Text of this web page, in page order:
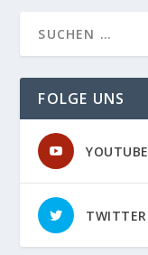
FOLGE UNS
YOUTUBE
TWITTER